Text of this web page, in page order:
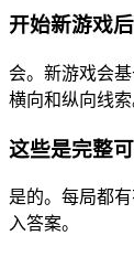
开始新游戏
会。新游戏会
横向和纵向线索
这些是完整
是的。每局都
入答案。